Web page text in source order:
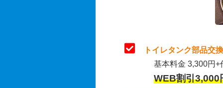
トイレタンク部品交
基本料金 3,300円
WEB割引